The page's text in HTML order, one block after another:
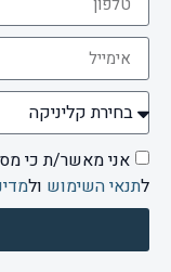
אני מאשר/ת כי
לתנאי השימוש ול